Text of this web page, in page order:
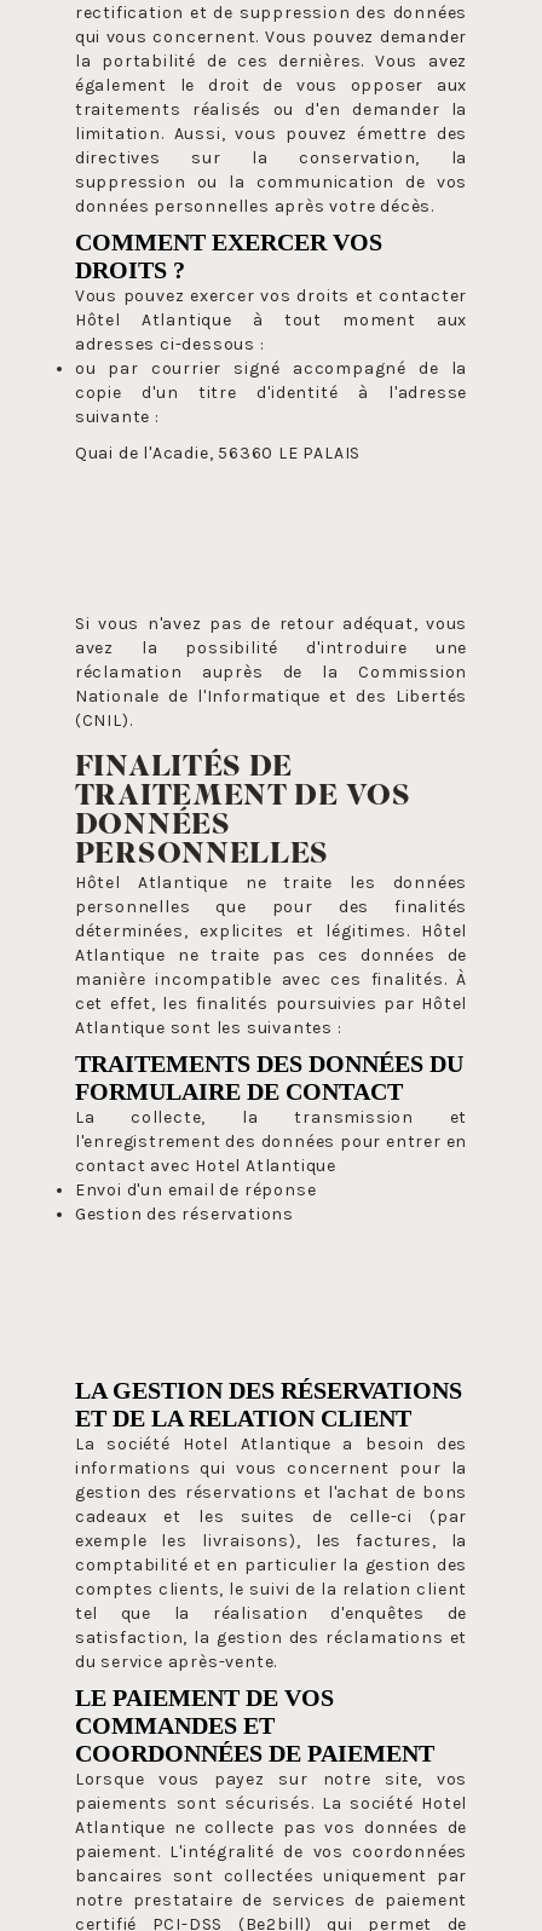
rectification et de suppression des données
qui vous concernent. Vous pouvez demander
la portabilité de ces dernières. Vous avez
également le droit de vous opposer aux
traitements réalisés ou d'en demander la
limitation. Aussi, vous pouvez émettre des
directives sur la conservation, la
suppression ou la communication de vos
données personnelles après votre décès.
COMMENT EXERCER VOS
DROITS ?
Vous pouvez exercer vos droits et contacter
Hôtel Atlantique à tout moment aux
adresses ci-dessous :
ou par courrier signé accompagné de la
copie d'un titre d'identité à l'adresse
suivante :
Quai de l'Acadie, 56360 LE PALAIS
Si vous n'avez pas de retour adéquat, vous
avez la possibilité d'introduire une
réclamation auprès de la Commission
Nationale de l'Informatique et des Libertés
(CNIL).
FINALITÉS DE
TRAITEMENT DE VOS
DONNÉES
PERSONNELLES
Hôtel Atlantique ne traite les données
personnelles que pour des finalités
déterminées, explicites et légitimes. Hôtel
Atlantique ne traite pas ces données de
manière incompatible avec ces finalités. À
cet effet, les finalités poursuivies par Hôtel
Atlantique sont les suivantes :
TRAITEMENTS DES DONNÉES DU
FORMULAIRE DE CONTACT
La collecte, la transmission et
l'enregistrement des données pour entrer en
contact avec Hotel Atlantique
Envoi d'un email de réponse
Gestion des réservations
LA GESTION DES RÉSERVATIONS
ET DE LA RELATION CLIENT
La société Hotel Atlantique a besoin des
informations qui vous concernent pour la
gestion des réservations et l'achat de bons
cadeaux et les suites de celle-ci (par
exemple les livraisons), les factures, la
comptabilité et en particulier la gestion des
comptes clients, le suivi de la relation client
tel que la réalisation d'enquêtes de
satisfaction, la gestion des réclamations et
du service après-vente.
LE PAIEMENT DE VOS
COMMANDES ET
COORDONNÉES DE PAIEMENT
Lorsque vous payez sur notre site, vos
paiements sont sécurisés. La société Hotel
Atlantique ne collecte pas vos données de
paiement. L'intégralité de vos coordonnées
bancaires sont collectées uniquement par
notre prestataire de services de paiement
certifié PCI-DSS (Be2bill) qui permet de